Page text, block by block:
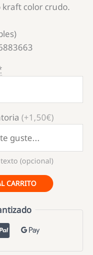
color crudo.
(+1,50€)
(opcional)
CARRITO